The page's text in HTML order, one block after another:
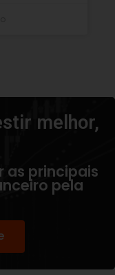
melhor,
as principais
pela